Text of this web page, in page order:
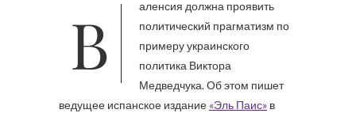
Валенсия должна проявить
политический прагматизм по
примеру украинского
политика Виктора
Медведчука. Об этом пишет
ведущее испанское издание «Эль Паис» в